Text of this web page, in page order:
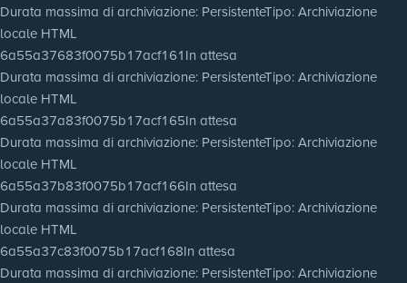
Durata massima di archiviazione: PersistenteTipo: Archiviazione
locale HTML
6a55a37683f0075b17acf161In attesa
Durata massima di archiviazione: PersistenteTipo: Archiviazione
locale HTML
6a55a37a83f0075b17acf165In attesa
Durata massima di archiviazione: PersistenteTipo: Archiviazione
locale HTML
6a55a37b83f0075b17acf166In attesa
Durata massima di archiviazione: PersistenteTipo: Archiviazione
locale HTML
6a55a37c83f0075b17acf168In attesa
Durata massima di archiviazione: PersistenteTipo: Archiviazione